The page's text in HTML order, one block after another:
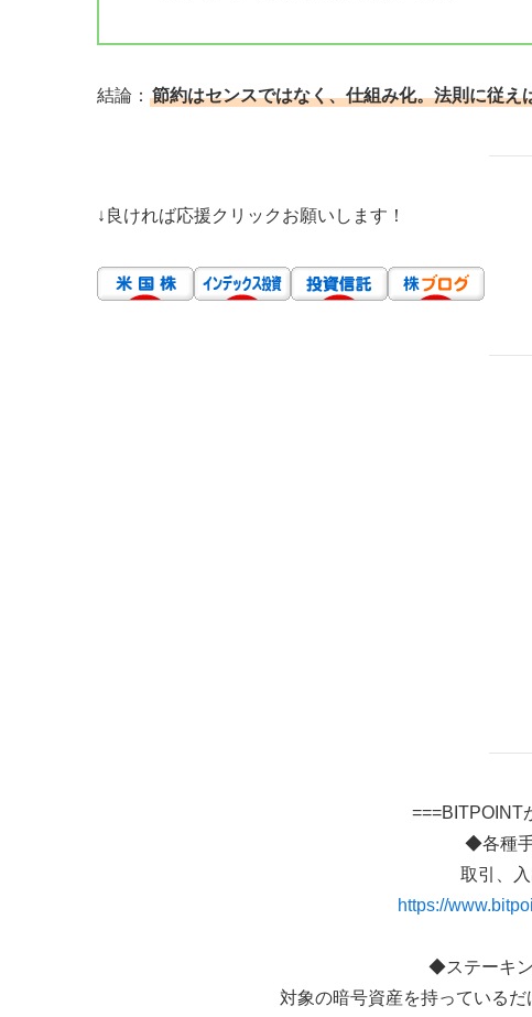
結論： 節約はセンスではなく、仕組み化。法則に従え
↓良ければ応援クリックお願いします！
===BITPOINT
◆各種
取引、
https://
◆ステーキ
対象の暗号資産を持っているだ